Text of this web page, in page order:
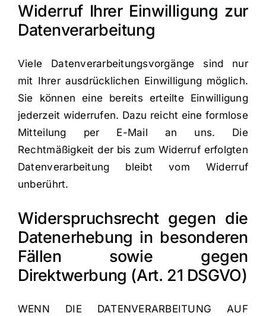
Widerruf Ihrer Einwilligung zur
Datenverarbeitung
Viele Datenverarbeitungsvorgänge sind nur
mit Ihrer ausdrücklichen Einwilligung möglich.
Sie können eine bereits erteilte Einwilligung
jederzeit widerrufen. Dazu reicht eine formlose
Mitteilung per E-Mail an uns. Die
Rechtmäßigkeit der bis zum Widerruf erfolgten
Datenverarbeitung bleibt vom Widerruf
unberührt.
Widerspruchsrecht gegen die
Datenerhebung in besonderen
Fällen sowie gegen
Direktwerbung (Art. 21 DSGVO)
WENN DIE DATENVERARBEITUNG AUF